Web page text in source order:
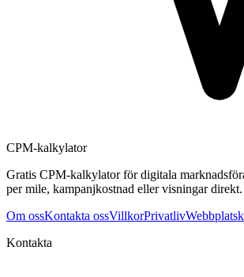
CPM-kalkylator
Gratis CPM-kalkylator för digitala
per mile, kampanjkostnad eller visningar direkt.
Om ossKontakta ossVillkorPrivatliv
Kontakta